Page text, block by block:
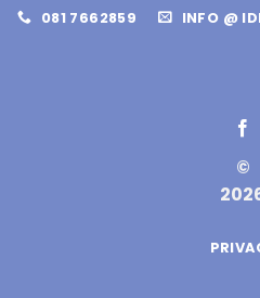
081 7662859 INFO @
©